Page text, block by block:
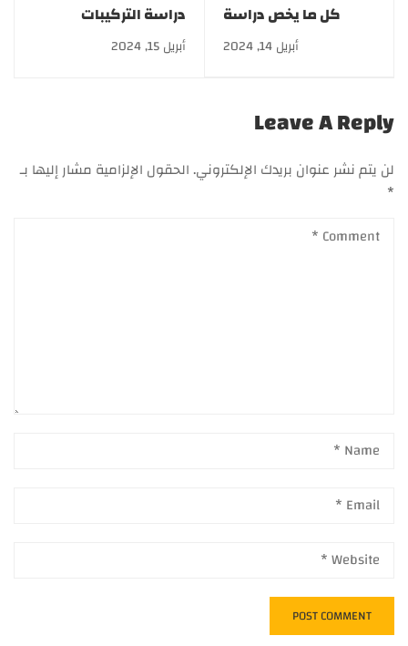
كل ما يخص دراسة
الطب البديل
أبريل 14, 2024
دراسة التركيبات
التجميلية| cosmetic
formulations
أبريل 15, 2024
Leave A Reply
لن يتم نشر عنوان بريدك الإلكتروني.الحقول الإلزامية مشار إليها بـ
*